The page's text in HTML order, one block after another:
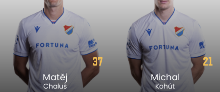
37
Matěj
Chaluš
21
Michal
Kohút